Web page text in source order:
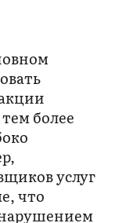
более
услуг
что